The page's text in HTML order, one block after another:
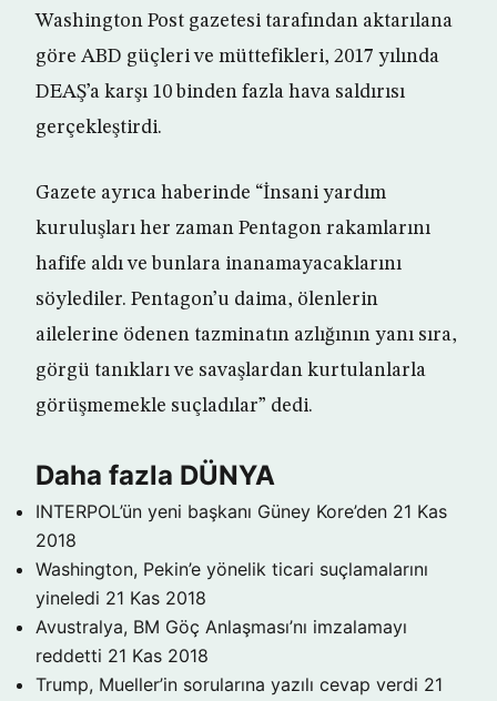
Washington Post gazetesi tarafından aktarılana
göre ABD güçleri ve müttefikleri, 2017 yılında
DEAŞ’a karşı 10 binden fazla hava saldırısı
gerçekleştirdi.
Gazete ayrıca haberinde “İnsani yardım
kuruluşları her zaman Pentagon rakamlarını
hafife aldı ve bunlara inanamayacaklarını
söylediler. Pentagon’u daima, ölenlerin
ailelerine ödenen tazminatın azlığının yanı sıra,
görgü tanıkları ve savaşlardan kurtulanlarla
görüşmemekle suçladılar” dedi.
Daha fazla DÜNYA
INTERPOL’ün yeni başkanı Güney Kore’den 21 Kas
2018
Washington, Pekin’e yönelik ticari suçlamalarını
yineledi 21 Kas 2018
Avustralya, BM Göç Anlaşması’nı imzalamayı
reddetti 21 Kas 2018
Trump, Mueller’in sorularına yazılı cevap verdi 21